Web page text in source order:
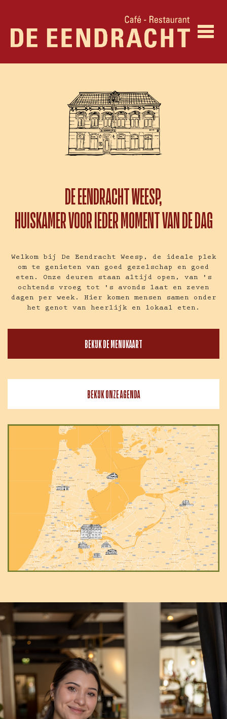
DE EENDRACHT WEESP,
HUISKAMER VOOR IEDER MOMENT VAN DE DAG
Welkom bij De Eendracht Weesp, de ideale plek
om te genieten van goed gezelschap en goed
eten. Onze deuren staan altijd open, van 's
ochtends vroeg tot 's avonds laat en zeven
dagen per week. Hier komen mensen samen onder
het genot van heerlijk en lokaal eten.
BEKIJK DE MENUKAART
BEKIJK ONZE AGENDA